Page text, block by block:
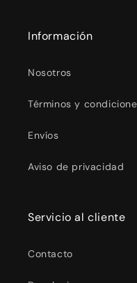
Información
Nosotros
Términos y
Envíos
Aviso de privacidad
Servicio al cliente
Contacto